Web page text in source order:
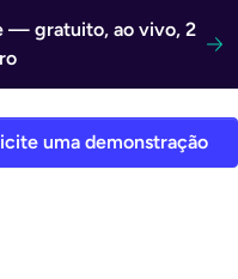
— gratuito, ao vivo, 2
uma demonstração